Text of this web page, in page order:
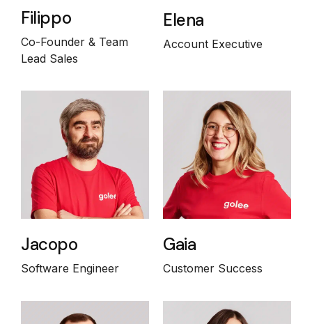
Filippo
Co-Founder & Team
Lead Sales
Elena
Account Executive
Jacopo
Software Engineer
Gaia
Customer Success